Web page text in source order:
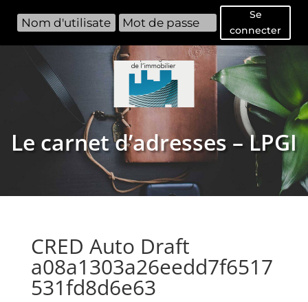
Se
connecter
Le carnet d’adresses – LPGI
CRED Auto Draft
a08a1303a26eedd7f6517
531fd8d6e63